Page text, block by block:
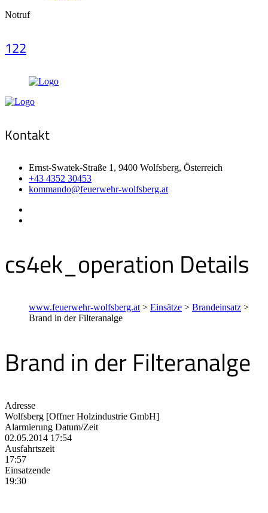
Notruf
122
Kontakt
Ernst-Swatek-Straße 1, 9400 Wolfsberg, Österreich
+43 4352 30453
kommando@feuerwehr-wolfsberg.at
cs4ek_operation Details
www.feuerwehr-wolfsberg.at > Einsätze > Brandeinsatz >
Brand in der Filteranalge
Brand in der Filteranalge
Adresse
Wolfsberg [Offner Holzindustrie GmbH]
Alarmierung Datum/Zeit
02.05.2014 17:54
Ausfahrtszeit
17:57
Einsatzende
19:30